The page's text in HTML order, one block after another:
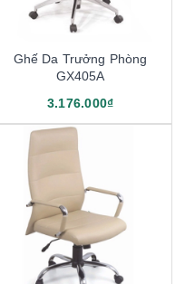
Ghế Da Trưởng Phòng
GX405A
3.176.000₫